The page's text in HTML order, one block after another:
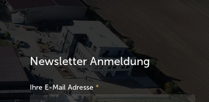
Newsletter Anmeldung
Ihre E-Mail Adresse*